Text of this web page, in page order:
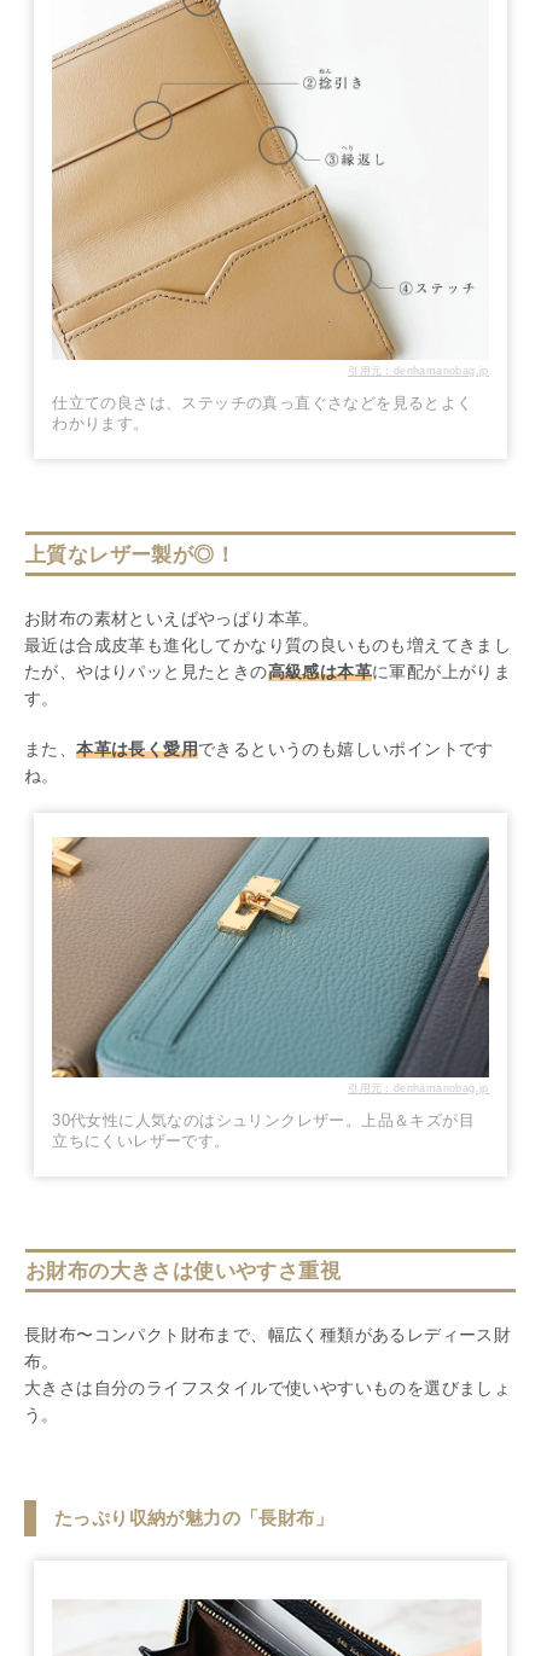
引用元：denhamanobag.jp
仕立ての良さは、ステッチの真っ直ぐさなどを見るとよく
わかります。
上質なレザー製が◎！
お財布の素材といえばやっぱり本革。
最近は合成皮革も進化してかなり質の良いものも増えてきまし
たが、やはりパッと見たときの高級感は本革に軍配が上がりま
す。
また、本革は長く愛用できるというのも嬉しいポイントです
ね。
引用元：denhamanobag.jp
30代女性に人気なのはシュリンクレザー。上品＆キズが目
立ちにくいレザーです。
お財布の大きさは使いやすさ重視
長財布〜コンパクト財布まで、幅広く種類があるレディース財
布。
大きさは自分のライフスタイルで使いやすいものを選びましょ
う。
たっぷり収納が魅力の「長財布」